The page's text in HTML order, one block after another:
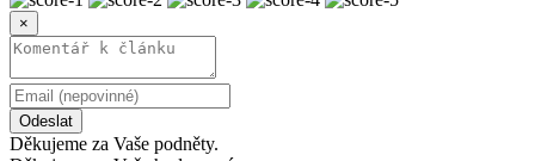
×
Odeslat
Děkujeme za Vaše podněty.